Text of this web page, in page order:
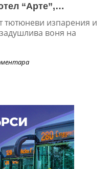
“Арте”,
Христо Томов.
блъска полицейска
тютюневи изпарения и
воня на